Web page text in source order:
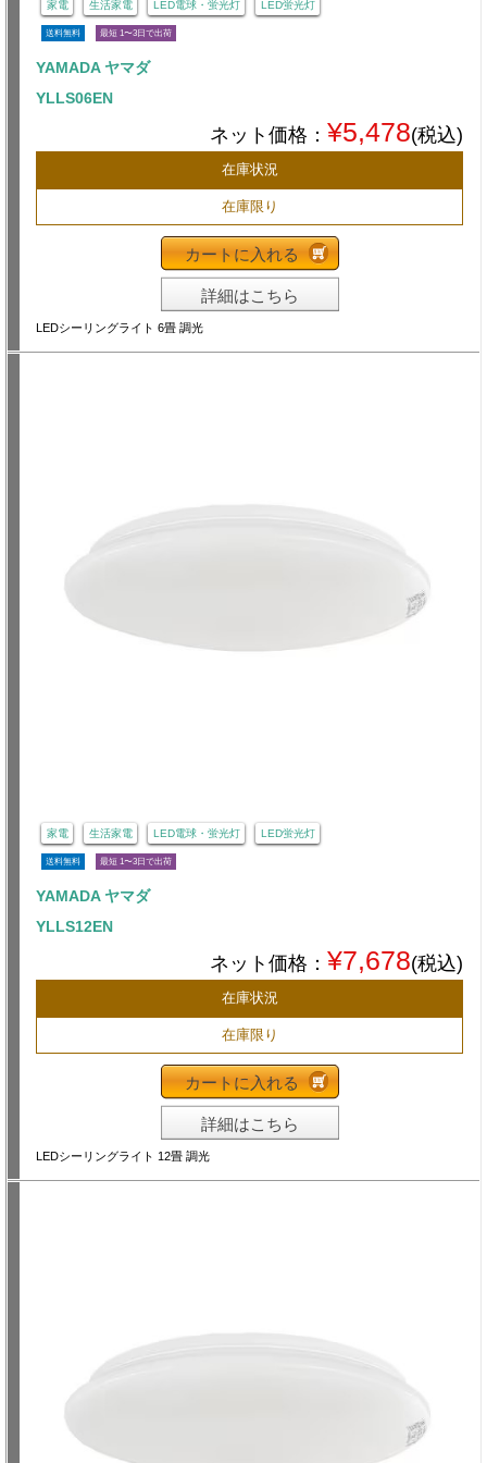
家電 生活家電 LED電球・蛍光灯 LED蛍光灯
送料無料 最短 1〜3日で出荷
YAMADA ヤマダ
YLLS06EN
ネット価格： ¥5,478(税込)
在庫状況
在庫限り
カートに入れる
詳細はこちら
LEDシーリングライト 6畳 調光
家電 生活家電 LED電球・蛍光灯 LED蛍光灯
送料無料 最短 1〜3日で出荷
YAMADA ヤマダ
YLLS12EN
ネット価格： ¥7,678(税込)
在庫状況
在庫限り
カートに入れる
詳細はこちら
LEDシーリングライト 12畳 調光